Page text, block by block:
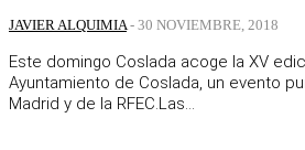
JAVIER ALQUIMIA - 30 NOVIEMBRE, 2018
Este domingo Coslada acoge la XV
Ayuntamiento de Coslada, un evento
Madrid y de la RFEC.Las...